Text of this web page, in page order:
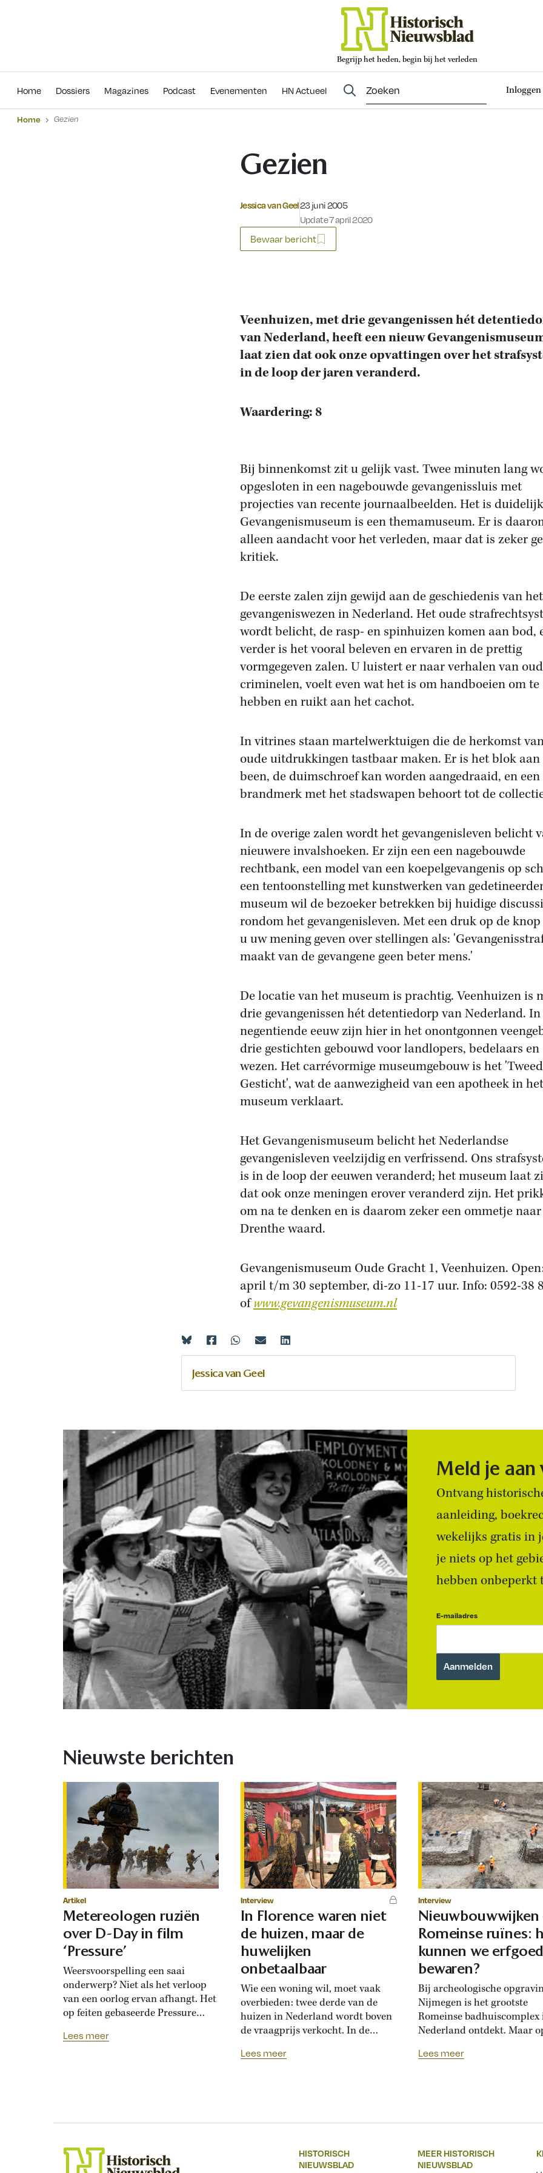
Begrijp het heden, begin bij het verleden
Home Dossiers Magazines Podcast Evenementen HN Actueel Inloggen
Evenementen
Home Gezien
Gezien
Jessica van GeelGepubliceerd op:
23 juni 2005
Update 7 april 2020
Bewaar bericht
Veenhuizen, met drie gevangenissen hét
van Nederland, heeft een nieuw
laat zien dat ook onze opvattingen over het
in de loop der jaren veranderd.
Waardering: 8
Bij binnenkomst zit u gelijk vast. Twee minuten lang
opgesloten in een nagebouwde gevangenissluis met
projecties van recente journaalbeelden. Het is
Gevangenismuseum is een themamuseum. Er is
alleen aandacht voor het verleden, maar dat is zeker
kritiek.
De eerste zalen zijn gewijd aan de geschiedenis van het
gevangeniswezen in Nederland. Het oude
wordt belicht, de rasp- en spinhuizen komen aan bod,
verder is het vooral beleven en ervaren in de prettig
vormgegeven zalen. U luistert er naar verhalen van
criminelen, voelt even wat het is om handboeien om te
hebben en ruikt aan het cachot.
In vitrines staan martelwerktuigen die de herkomst
oude uitdrukkingen tastbaar maken. Er is het blok
been, de duimschroef kan worden aangedraaid, en een
brandmerk met het stadswapen behoort tot de
In de overige zalen wordt het gevangenisleven belicht
nieuwere invalshoeken. Er zijn een een nagebouwde
rechtbank, een model van een koepelgevangenis op
een tentoonstelling met kunstwerken van
museum wil de bezoeker betrekken bij huidige
rondom het gevangenisleven. Met een druk op de
u uw mening geven over stellingen als:
maakt van de gevangene geen beter mens.'
De locatie van het museum is prachtig. Veenhuizen is
drie gevangenissen hét detentiedorp van Nederland.
negentiende eeuw zijn hier in het onontgonnen
drie gestichten gebouwd voor landlopers, bedelaars en
wezen. Het carrévormige museumgebouw is het
Gesticht', wat de aanwezigheid van een apotheek in het
museum verklaart.
Het Gevangenismuseum belicht het Nederlandse
gevangenisleven veelzijdig en verfrissend. Ons
is in de loop der eeuwen veranderd; het museum laat
dat ook onze meningen erover veranderd zijn. Het
om na te denken en is daarom zeker een ommetje naar
Drenthe waard.
Gevangenismuseum Oude Gracht 1, Veenhuizen.
april t/m 30 september, di-zo 11-17 uur. Info: 0592-38
ofwww.gevangenismuseum.nl
Jessica van Geel
Meld je
Ontvang
aanleiding,
wekelijks gratis in
je niets op het
hebben onbeperkt
E-mailadres
Nieuwste berichten
Artikel
Metereologen ruziën
over D-Day in film
‘Pressure’
Weersvoorspelling een saai
onderwerp? Niet als het verloop
van een oorlog ervan afhangt. Het
op feiten gebaseerde Pressure
tussen geallieerde meteorologen
maand eerder was gepland,
met elkaar...
Lees meer
Interview
In Florence waren niet
de huizen, maar de
huwelijken
onbetaalbaar
Wie een woning wil, moet vaak
overbieden: twee derde van de
huizen in Nederland wordt boven
de vraagprijs verkocht. In de
ook last van overbiedingsgekte:
de vijftiende-eeuwse Italiaanse
Lees meer
Interview
Nieuwbouwwijken
Romeinse ruïnes:
kunnen we erfgoed
bewaren?
Bij archeologische
Nijmegen is het grootste
Romeinse badhuiscomplex
Nederland ontdekt. Maar
binnenkort een nieuwe
Over een paar jaar staat het
Lees meer
HISTORISCH
NIEUWSBLAD
MEER HISTORISCH
NIEUWSBLAD